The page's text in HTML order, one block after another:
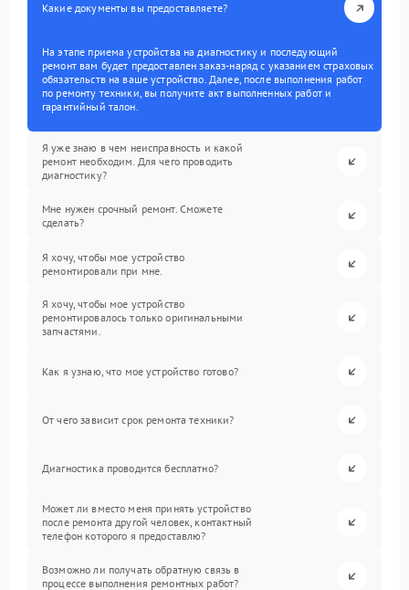
Какие документы вы предоставляете?
На этапе приема устройства на диагностику и последующий
ремонт вам будет предоставлен заказ-наряд с указанием страховых
обязательств на ваше устройство. Далее, после выполнения работ
по ремонту техники, вы получите акт выполненных работ и
гарантийный талон.
Я уже знаю в чем неисправность и какой
ремонт необходим. Для чего проводить
диагностику?
Мне нужен срочный ремонт. Сможете
сделать?
Я хочу, чтобы мое устройство
ремонтировали при мне.
Я хочу, чтобы мое устройство
ремонтировалось только оригинальными
запчастями.
Как я узнаю, что мое устройство готово?
От чего зависит срок ремонта техники?
Диагностика проводится бесплатно?
Может ли вместо меня принять устройство
после ремонта другой человек, контактный
телефон которого я предоставлю?
Возможно ли получать обратную связь в
процессе выполнения ремонтных работ?